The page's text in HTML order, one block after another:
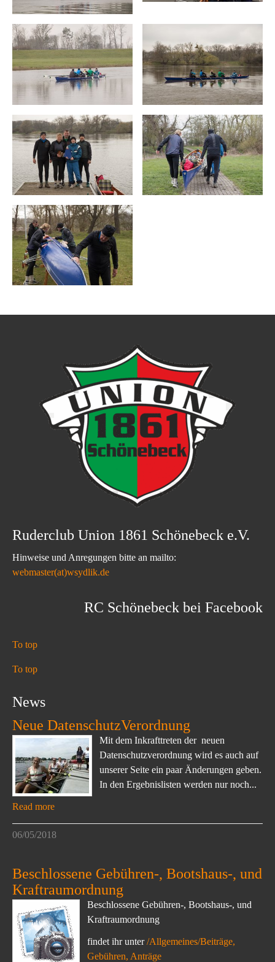
Ruderclub Union 1861 Schönebeck e.V.
Hinweise und Anregungen bitte an mailto:
webmaster(at)wsydlik.de
RC Schönebeck bei Facebook
To top
To top
News
Neue DatenschutzVerordnung
Mit dem Inkrafttreten der neuen
Datenschutzverordnung wird es auch auf
unserer Seite ein paar Änderungen geben.
In den Ergebnislisten werden nur noch...
Read more
06/05/2018
Beschlossene Gebühren-, Bootshaus-, und
Kraftraumordnung
Beschlossene Gebühren-, Bootshaus-, und
Kraftraumordnung
findet ihr unter/Allgemeines/Beiträge,
Gebühren, Anträge